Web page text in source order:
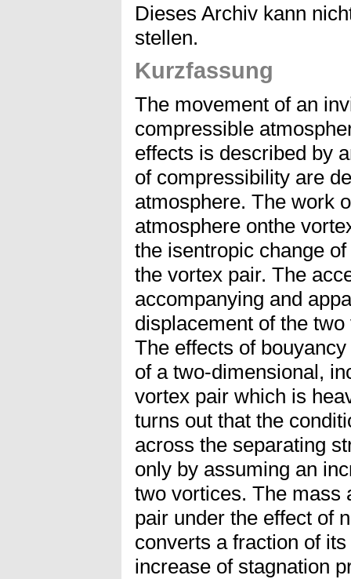
Dieses Archiv kann
stellen.
Kurzfassung
The movement of an
compressible
effects is described by
of compressibility are
atmosphere. The work
atmosphere onthe
the isentropic change
the vortex pair. The
accompanying and
displacement of the
The effects of
of a two-dimensional,
vortex pair which is
turns out that the
across the separating
only by assuming an
two vortices. The mass
pair under the effect of
converts a fraction of
increase of stagnation